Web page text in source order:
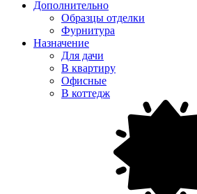
Дополнительно
Образцы отделки
Фурнитура
Назначение
Для дачи
В квартиру
Офисные
В коттедж